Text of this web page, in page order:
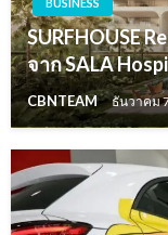
SURFHOUSE
จาก SALA
CBNTEAM ธันวาคม